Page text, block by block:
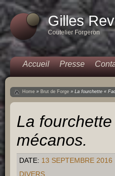
Gilles
Coutelier Forgeron
Accueil Presse
Home » Brut de Forge » La fourchette «
La
mécanos.
DATE: 13 SEPTEMBRE 2016
DIVERS